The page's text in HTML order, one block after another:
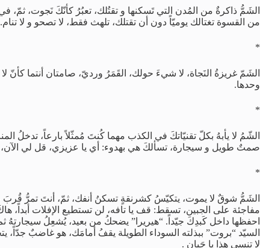
الشَمُّ ذاكرةٌ من المُدن التي تَسكنها و تقتُلك، تعبُرُ كأنّكَ نَجوت،
من القسوة تغتالك يوميّاً دون أن تقتلك، تلهث فقط، لا تصحو و لا تنام.
*
الشَمّ غريزةُ النَجاة، لا شيءَ حولك، القَمَرُ ورديّ، صامتان أنتما كأنّ
وحدها.
*
الشّمُ لا يأبهُ بكلّ تقنيّاتكَ في الكذب مهما كُنتَ مُمثّلاً بارعاً،
صمتٌ طويل و سيجارة، تسألكَ هي بهدوء: أي يا عزيزي، قل لي
*
الشَمُّ شوقٌ لا يموت، يتكيّسُ كشرنقةٍ تسكنُ أنفك، ثمّ، أنتَ تمرُّ قُربَ
مفاجئة على الجبين، تسقط: قف يا تافه، لن تستطيع الإفلات
احفظها داخل كَبدِكَ جيّداً. “هيريرا” يضحكُ من بعيد، يُشعِلُ
السيّد “بروت” ببذلته السوداء الطويلة يقفُ أمامَك، هو غاضبٌ
لا تنسى هذا يا جَبان .